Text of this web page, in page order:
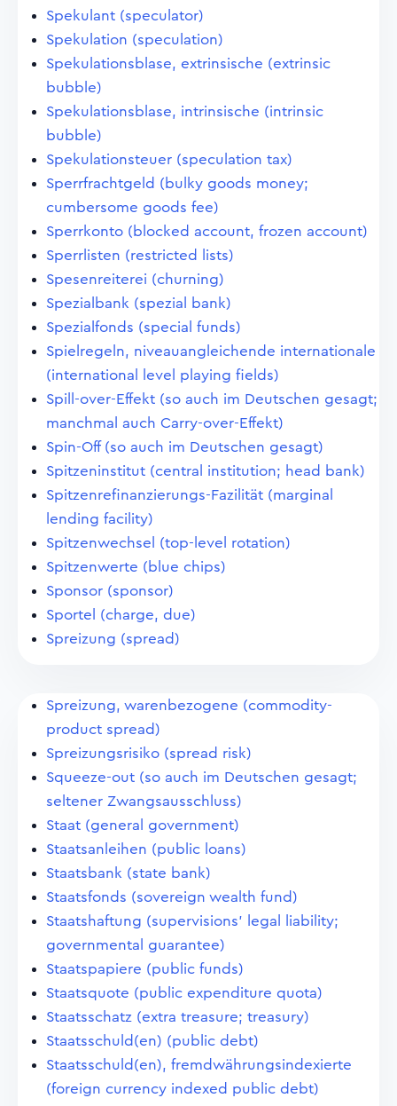
Spekulant (speculator)
Spekulation (speculation)
Spekulationsblase, extrinsische (extrinsic
bubble)
Spekulationsblase, intrinsische (intrinsic
bubble)
Spekulationsteuer (speculation tax)
Sperrfrachtgeld (bulky goods money;
cumbersome goods fee)
Sperrkonto (blocked account, frozen account)
Sperrlisten (restricted lists)
Spesenreiterei (churning)
Spezialbank (spezial bank)
Spezialfonds (special funds)
Spielregeln, niveauangleichende internationale
(international level playing fields)
Spill-over-Effekt (so auch im Deutschen gesagt;
manchmal auch Carry-over-Effekt)
Spin-Off (so auch im Deutschen gesagt)
Spitzeninstitut (central institution; head bank)
Spitzenrefinanzierungs-Fazilität (marginal
lending facility)
Spitzenwechsel (top-level rotation)
Spitzenwerte (blue chips)
Sponsor (sponsor)
Sportel (charge, due)
Spreizung (spread)
Spreizung, warenbezogene (commodity-
product spread)
Spreizungsrisiko (spread risk)
Squeeze-out (so auch im Deutschen gesagt;
seltener Zwangsausschluss)
Staat (general government)
Staatsanleihen (public loans)
Staatsbank (state bank)
Staatsfonds (sovereign wealth fund)
Staatshaftung (supervisions' legal liability;
governmental guarantee)
Staatspapiere (public funds)
Staatsquote (public expenditure quota)
Staatsschatz (extra treasure; treasury)
Staatsschuld(en) (public debt)
Staatsschuld(en), fremdwährungsindexierte
(foreign currency indexed public debt)